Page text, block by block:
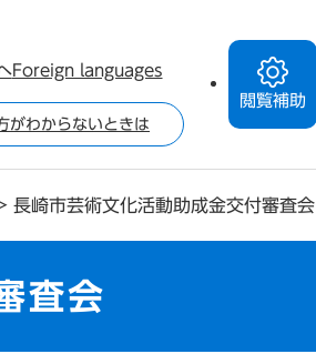
閲覧補助
Foreign languages
がわからないときは
長崎市芸術文化活動助成金交付審査会
査会